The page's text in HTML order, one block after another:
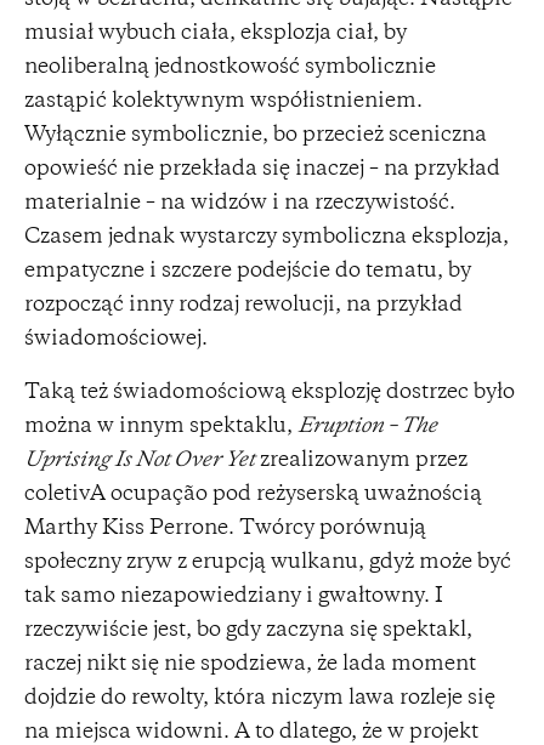
musiał wybuch ciała, eksplozja ciał, by
neoliberalną jednostkowość symbolicznie
zastąpić kolektywnym współistnieniem.
Wyłącznie symbolicznie, bo przecież sceniczna
opowieść nie przekłada się inaczej – na przykład
materialnie – na widzów i na rzeczywistość.
Czasem jednak wystarczy symboliczna eksplozja,
empatyczne i szczere podejście do tematu, by
rozpocząć inny rodzaj rewolucji, na przykład
świadomościowej.
Taką też świadomościową eksplozję dostrzec było
można w innym spektaklu, Eruption – The
Uprising Is Not Over Yetzrealizowanym przez
coletivA ocupação pod reżyserską uważnością
Marthy Kiss Perrone. Twórcy porównują
społeczny zryw z erupcją wulkanu, gdyż może być
tak samo niezapowiedziany i gwałtowny. I
rzeczywiście jest, bo gdy zaczyna się spektakl,
raczej nikt się nie spodziewa, że lada moment
dojdzie do rewolty, która niczym lawa rozleje się
na miejsca widowni. A to dlatego, że w projekt